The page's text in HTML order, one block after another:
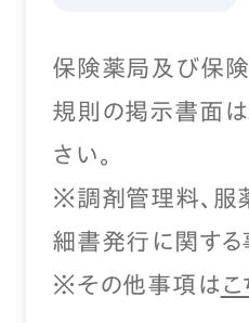
保険薬局及び保
規則の掲示書面
さい。
※調剤管理料、服
細書発行に関する
※その他事項は こ